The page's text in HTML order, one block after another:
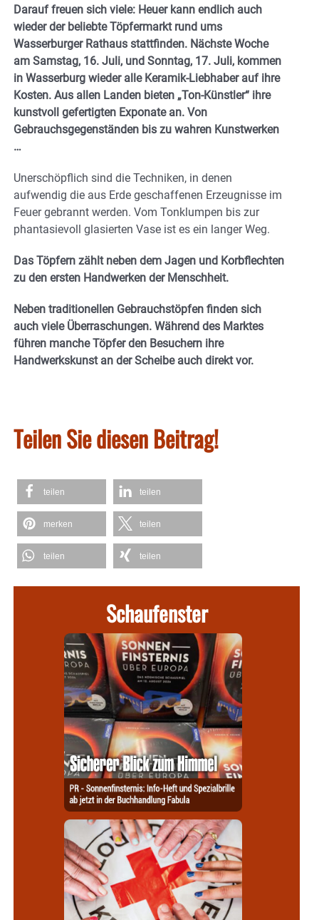
Darauf freuen sich viele: Heuer kann endlich auch
wieder der beliebte Töpfermarkt rund ums
Wasserburger Rathaus stattfinden. Nächste Woche
am Samstag, 16. Juli, und Sonntag, 17. Juli, kommen
in Wasserburg wieder alle Keramik-Liebhaber auf ihre
Kosten. Aus allen Landen bieten „Ton-Künstler“ ihre
kunstvoll gefertigten Exponate an. Von
Gebrauchsgegenständen bis zu wahren Kunstwerken
…
Unerschöpflich sind die Techniken, in denen
aufwendig die aus Erde geschaffenen Erzeugnisse im
Feuer gebrannt werden. Vom Tonklumpen bis zur
phantasievoll glasierten Vase ist es ein langer Weg.
Das Töpfern zählt neben dem Jagen und Korbflechten
zu den ersten Handwerken der Menschheit.
Neben traditionellen Gebrauchstöpfen finden sich
auch viele Überraschungen. Während des Marktes
führen manche Töpfer den Besuchern ihre
Handwerkskunst an der Scheibe auch direkt vor.
Teilen Sie diesen Beitrag!
teilen teilen
merken teilen
teilen teilen
Schaufenster